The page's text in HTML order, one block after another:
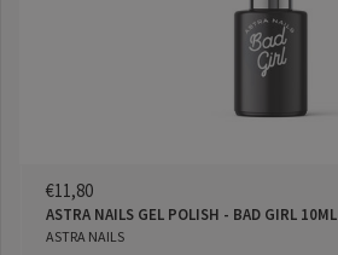
€11,80
ASTRA NAILS GEL POLISH - BAD GIRL 10ML
ASTRA NAILS